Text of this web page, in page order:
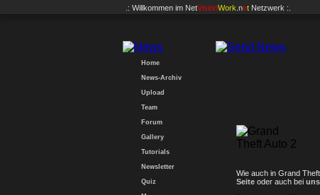
.: Willkommen im NetVisionWork .net Netzwerk :.
Home
News-Archiv
Upload
Team
Forum
Gallery
Tutorials
Newsletter
Quiz
Wie auch in Grand
Seite oder auch bei uns